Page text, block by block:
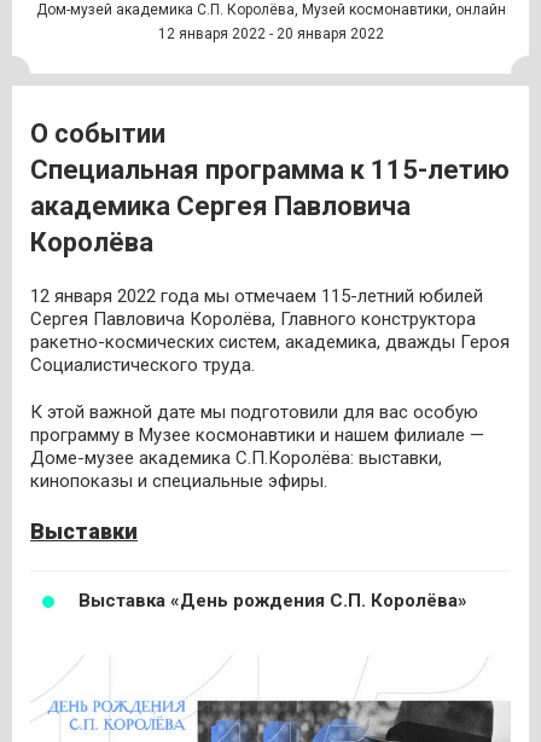
Дом-музей академика С.П. Королёва, Музей космонавтики, онлайн
12 января 2022 - 20 января 2022
О событии
Специальная программа к 115-летию
академика Сергея Павловича
Королёва
12 января 2022 года мы отмечаем 115-летний юбилей
Сергея Павловича Королёва, Главного конструктора
ракетно-космических систем, академика, дважды Героя
Социалистического труда.
К этой важной дате мы подготовили для вас особую
программу в Музее космонавтики и нашем филиале —
Доме-музее академика С.П.Королёва: выставки,
кинопоказы и специальные эфиры.
Выставки
Выставка «День рождения С.П. Королёва»